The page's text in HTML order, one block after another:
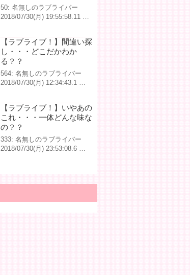
50: 名無しのラブライバー
2018/07/30(月) 19:55:58.11 …
【ラブライブ！】間違い探
し・・・どこだかわか
る？？
564: 名無しのラブライバー
2018/07/30(月) 12:34:43.1 …
【ラブライブ！】いやあの
これ・・・一体どんな味な
の？？
333: 名無しのラブライバー
2018/07/30(月) 23:53:08.6 …